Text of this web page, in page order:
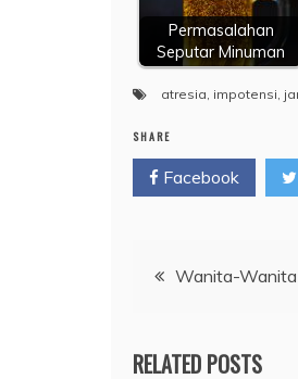
Permasalahan
Seputar Minuman
atresia, impotensi,
SHARE
Facebook
Navigasi
Wanita-Wanita
RELATED POSTS